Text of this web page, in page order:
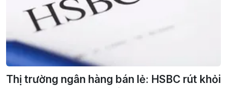
Thị trường ngân hàng bán lẻ: HSBC rút khỏi